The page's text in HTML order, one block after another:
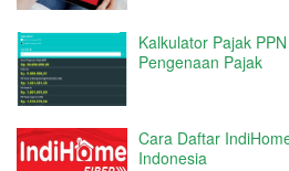
Kalkulator Pajak
Pengenaan Pajak
Cara Daftar
Indonesia